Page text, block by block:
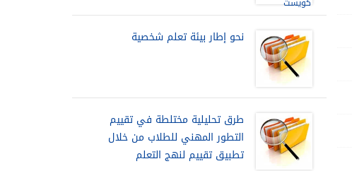
نحو إطار بيئة تعلم شخصية
طرق تحليلية مختلطة في تقييم
التطور المهني للطلاب من خلال
تطبيق تقييم لنهج التعلم